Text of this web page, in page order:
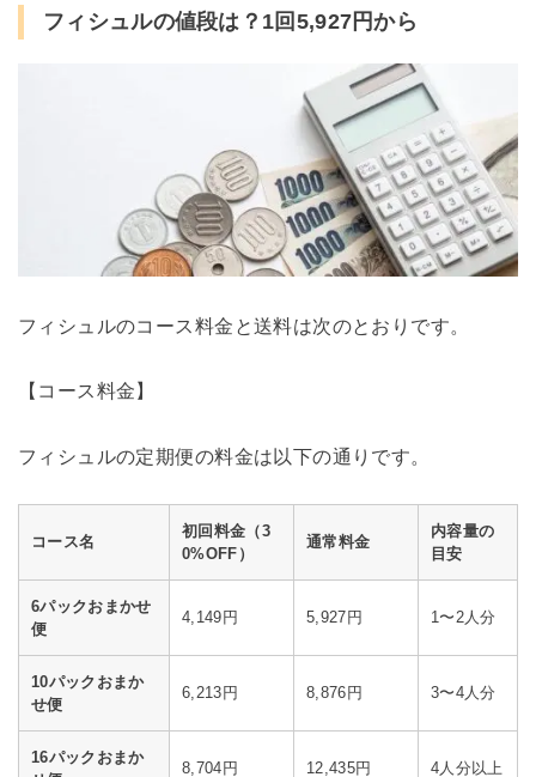
フィシュルの値段は？1回5,927円から
フィシュルのコース料金と送料は次のとおりです。
【コース料金】
フィシュルの定期便の料金は以下の通りです。
コース名
初回料金（3
0%OFF）
通常料金
内容量の
目安
6パックおまかせ
便
4,149円 5,927円 1〜2人分
10パックおまか
せ便
6,213円 8,876円 3〜4人分
16パックおまか
8,704円 12,435円 4人分以上